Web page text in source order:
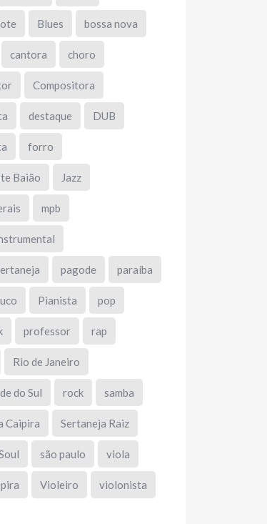
Blues bossa nova
cantora choro
Compositora
destaque DUB
forro
Baião Jazz
mpb
pagode paraíba
Pianista pop
professor rap
Rio de Janeiro
do Sul rock samba
Caipira Sertaneja Raiz
são paulo viola
Violeiro violonista